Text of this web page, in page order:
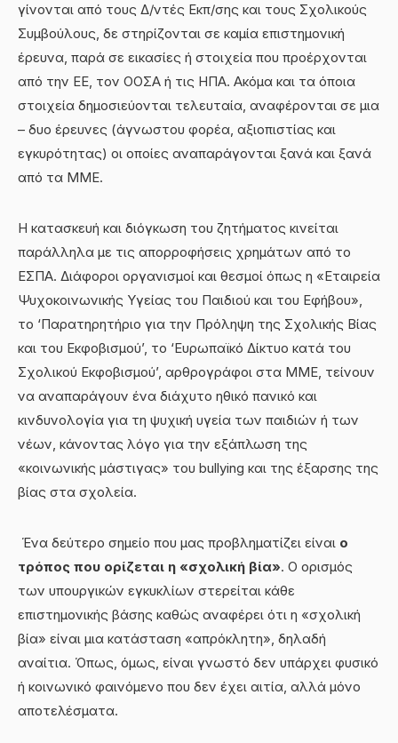
γίνονται από τους Δ/ντές Εκπ/σης και τους Σχολικούς
Συμβούλους, δε στηρίζονται σε καμία επιστημονική
έρευνα, παρά σε εικασίες ή στοιχεία που προέρχονται
από την ΕΕ, τον ΟΟΣΑ ή τις ΗΠΑ. Ακόμα και τα όποια
στοιχεία δημοσιεύονται τελευταία, αναφέρονται σε μια
– δυο έρευνες (άγνωστου φορέα, αξιοπιστίας και
εγκυρότητας) οι οποίες αναπαράγονται ξανά και ξανά
από τα ΜΜΕ.
Η κατασκευή και διόγκωση του ζητήματος κινείται
παράλληλα με τις απορροφήσεις χρημάτων από το
ΕΣΠΑ. Διάφοροι οργανισμοί και θεσμοί όπως η «Εταιρεία
Ψυχοκοινωνικής Υγείας του Παιδιού και του Εφήβου»,
το ‘Παρατηρητήριο για την Πρόληψη της Σχολικής Βίας
και του Εκφοβισμού’, το ‘Ευρωπαϊκό Δίκτυο κατά του
Σχολικού Εκφοβισμού’, αρθρογράφοι στα ΜΜΕ, τείνουν
να αναπαράγουν ένα διάχυτο ηθικό πανικό και
κινδυνολογία για τη ψυχική υγεία των παιδιών ή των
νέων, κάνοντας λόγο για την εξάπλωση της
«κοινωνικής μάστιγας» του bullying και της έξαρσης της
βίας στα σχολεία.
Ένα δεύτερο σημείο που μας προβληματίζει είναι ο
τρόπος που ορίζεται η «σχολική βία». Ο ορισμός
των υπουργικών εγκυκλίων στερείται κάθε
επιστημονικής βάσης καθώς αναφέρει ότι η «σχολική
βία» είναι μια κατάσταση «απρόκλητη», δηλαδή
αναίτια. Όπως, όμως, είναι γνωστό δεν υπάρχει φυσικό
ή κοινωνικό φαινόμενο που δεν έχει αιτία, αλλά μόνο
αποτελέσματα.